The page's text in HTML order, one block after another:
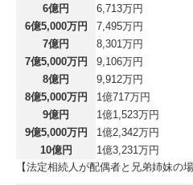
6億円
6,713万円
6億5,000万円
7,495万円
7億円
8,301万円
7億5,000万円
9,106万円
8億円
9,912万円
8億5,000万円
1億717万円
9億円
1億1,523万円
9億5,000万円
1億2,342万円
10億円
1億3,231万円
【法定相続人が配偶者と兄弟姉妹の